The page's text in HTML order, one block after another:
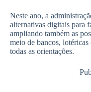
Neste ano, a
alternativas digitais para
ampliando também as
meio de bancos,
todas as orientações.